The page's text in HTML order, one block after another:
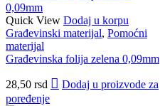
Quick View Dodaj u korpu
Građevinski materijal, Pomoćni
materijal
Građevinska folija zelena 0,09mm
28,50 rsd
Dodaj u proizvode za
poređenje